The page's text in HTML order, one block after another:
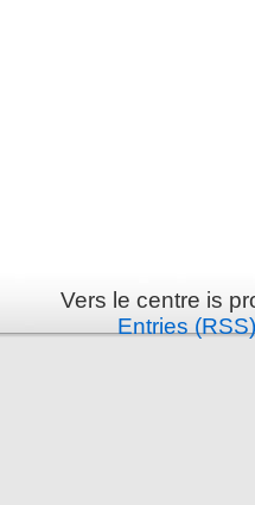
Vers le centre is
Entries (RSS)